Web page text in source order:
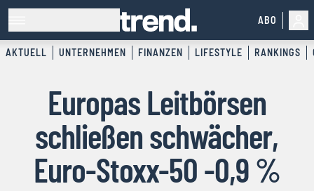
ABO
AKTUELL UNTERNEHMEN FINANZEN LIFESTYLE RANKINGS
Europas Leitbörsen
schließen schwächer,
Euro-Stoxx-50 -0,9 %